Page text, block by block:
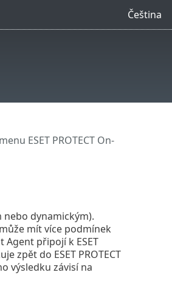
Čeština
ESET PROTECT On-
dynamickým).
mít více podmínek
Agent připojí k ESET
zpět do ESET PROTECT
výsledku závisí na